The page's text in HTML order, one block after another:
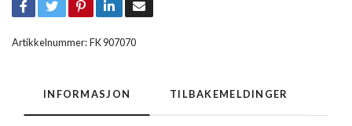
Artikkelnummer:FK 907070
INFORMASJON TILBAKEMELDINGER